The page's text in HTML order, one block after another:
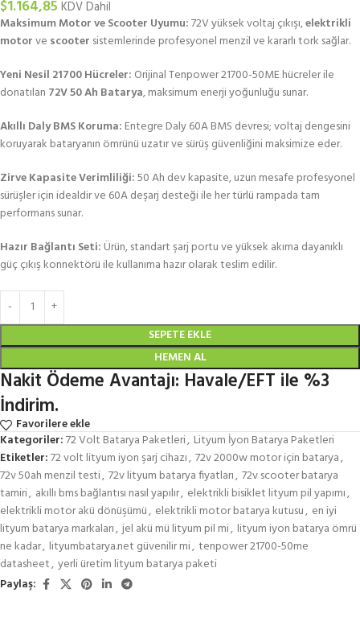
$1.164,85 KDV Dahil
Maksimum Motor ve Scooter Uyumu:72V yüksek voltaj çıkışı,elektrikli
motorve scooter sistemlerinde profesyonel menzil ve kararlı tork sağlar.
Yeni Nesil 21700 Hücreler: Orijinal Tenpower 21700-50ME hücreler ile
donatılan 72V 50 Ah Batarya, maksimum enerji yoğunluğu sunar.
Akıllı Daly BMS Koruma: Entegre Daly 60A BMS devresi; voltaj dengesini
koruyarak bataryanın ömrünü uzatır ve sürüş güvenliğini maksimize eder.
Zirve Kapasite Verimliliği:50 Ah dev kapasite, uzun mesafe profesyonel
sürüşler için idealdir ve 60A deşarj desteği ile her türlü rampada tam
performans sunar.
Hazır Bağlantı Seti: Ürün, standart şarj portu ve yüksek akıma dayanıklı
güç çıkış konnektörü ile kullanıma hazır olarak teslim edilir.
SEPETE EKLE
HEMEN AL
Nakit Ödeme Avantajı: Havale/EFT ile %3
İndirim.
Favorilere ekle
Kategoriler:72 Volt Batarya Paketleri, Lityum İyon Batarya Paketleri
Etiketler:72 volt lityum iyon şarj cihazı, 72v 2000w motor için batarya,
72v 50ah menzil testi, 72v lityum batarya fiyatları, 72v scooter batarya
tamiri, akıllı bms bağlantısı nasıl yapılır, elektrikli bisiklet lityum pil yapımı,
elektrikli motor akü dönüşümü, elektrikli motor batarya kutusu, en iyi
lityum batarya markaları, jel akü mü lityum pil mi, lityum iyon batarya ömrü
ne kadar, lityumbatarya.net güvenilir mi, tenpower 21700-50me
datasheet, yerli üretim lityum batarya paketi
Paylaş: